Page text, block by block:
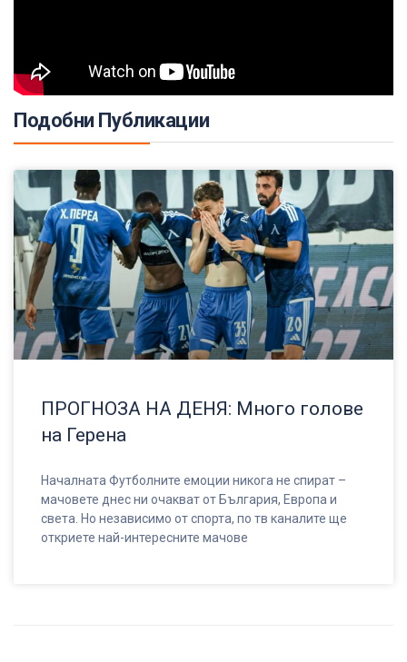
Подобни Публикации
ПРОГНОЗА НА ДЕНЯ: Много голове
на Герена
Началната Футболните емоции никога не спират –
мачовете днес ни очакват от България, Европа и
света. Но независимо от спорта, по тв каналите ще
откриете най-интересните мачове